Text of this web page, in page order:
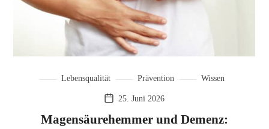
Lebensqualität Prävention Wissen
25. Juni 2026
Magensäurehemmer und Demenz: